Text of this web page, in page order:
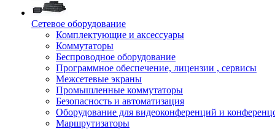
Сетевое оборудование
Комплектующие и аксессуары
Коммутаторы
Беспроводное оборудование
Программное обеспечение, лицензии , сервисы
Межсетевые экраны
Промышленные коммутаторы
Безопасность и автоматизация
Оборудование для видеоконференций и
Маршрутизаторы